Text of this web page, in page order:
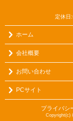
定休日
ホーム
会社概要
お問い合わせ
PCサイト
プライバシ
Copyright(c)